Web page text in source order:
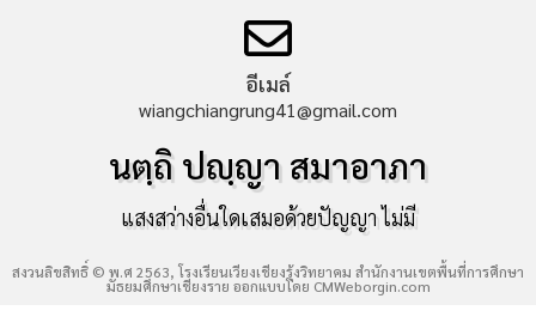
อีเมล์
wiangchiangrung41@gmail.com
นตฺถิ ปญฺญา สมาอาภา
แสงสว่างอื่นใดเสมอด้วยปัญญา ไม่มี
สงวนลิขสิทธิ์ © พ.ศ 2563, โรงเรียนเวียงเชียงรุ้งวิทยาคม สำนักงานเขตพื้นที่การศึกษา
มัธยมศึกษาเชียงราย ออกแบบโดย CMWeborgin.com